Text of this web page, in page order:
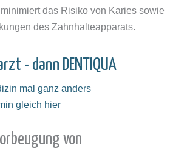
das Risiko von Karies sowie
des Zahnhalteapparats.
- dann DENTIQUA
mal ganz anders
gleich hier
von